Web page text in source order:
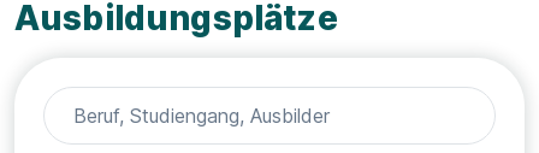
Ausbildungsplätze